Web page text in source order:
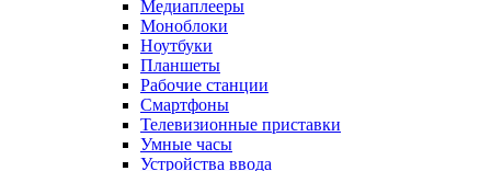
Медиаплееры
Моноблоки
Ноутбуки
Планшеты
Рабочие станции
Смартфоны
Телевизионные приставки
Умные часы
Устройства ввода